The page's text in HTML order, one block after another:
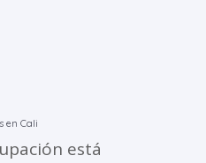
en Cali
está